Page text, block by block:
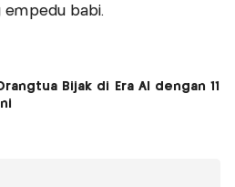
empedu babi.
Bijak di Era AI dengan 11